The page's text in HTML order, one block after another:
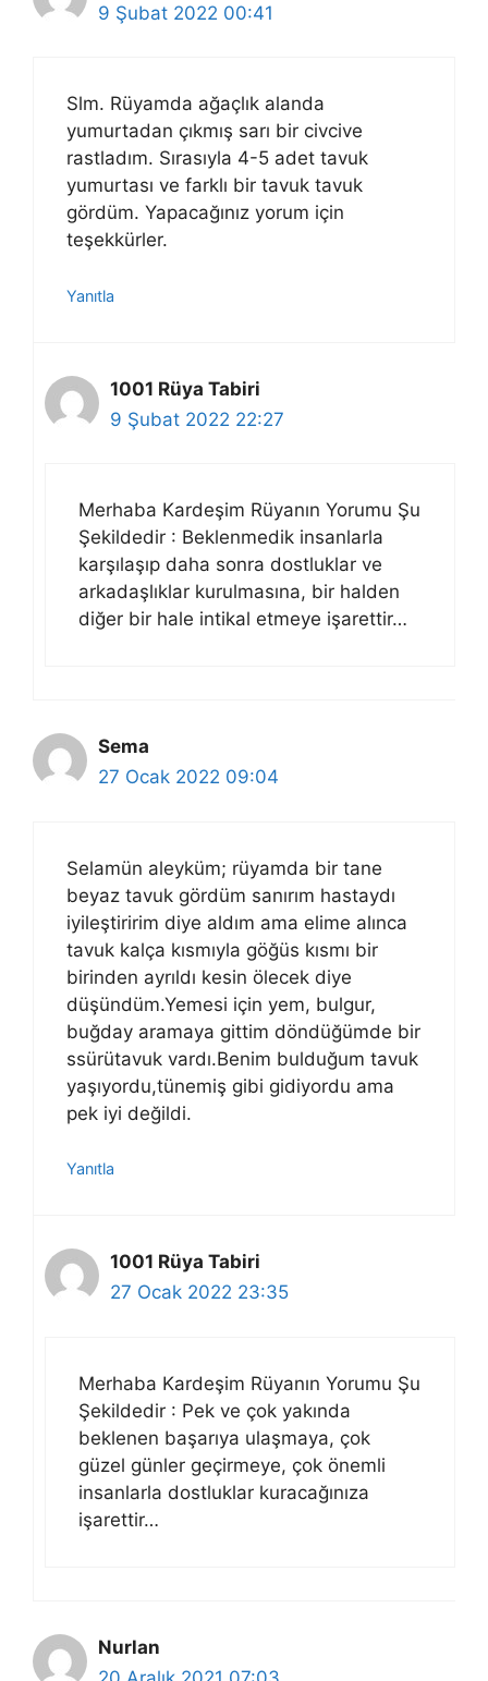
9 Şubat 2022 00:41
Slm. Rüyamda ağaçlık alanda
yumurtadan çıkmış sarı bir civcive
rastladım. Sırasıyla 4-5 adet tavuk
yumurtası ve farklı bir tavuk tavuk
gördüm. Yapacağınız yorum için
teşekkürler.
Yanıtla
1001 Rüya Tabiri
9 Şubat 2022 22:27
Merhaba Kardeşim Rüyanın Yorumu Şu
Şekildedir : Beklenmedik insanlarla
karşılaşıp daha sonra dostluklar ve
arkadaşlıklar kurulmasına, bir halden
diğer bir hale intikal etmeye işarettir…
Sema
27 Ocak 2022 09:04
Selamün aleyküm; rüyamda bir tane
beyaz tavuk gördüm sanırım hastaydı
iyileştiririm diye aldım ama elime alınca
tavuk kalça kısmıyla göğüs kısmı bir
birinden ayrıldı kesin ölecek diye
düşündüm.Yemesi için yem, bulgur,
buğday aramaya gittim döndüğümde bir
ssürütavuk vardı.Benim bulduğum tavuk
yaşıyordu,tünemiş gibi gidiyordu ama
pek iyi değildi.
Yanıtla
1001 Rüya Tabiri
27 Ocak 2022 23:35
Merhaba Kardeşim Rüyanın Yorumu Şu
Şekildedir : Pek ve çok yakında
beklenen başarıya ulaşmaya, çok
güzel günler geçirmeye, çok önemli
insanlarla dostluklar kuracağınıza
işarettir…
Nurlan